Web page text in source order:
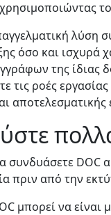
λύση
όσο και ισχυρά
της
τις ροές
συνδυάσετε DOC
πριν από την
μπορεί να είναι